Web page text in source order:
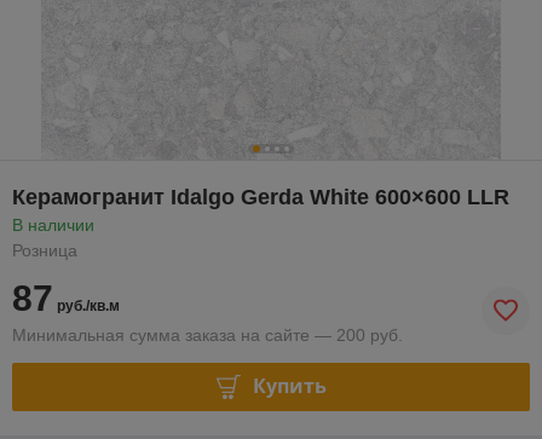
Керамогранит Idalgo Gerda White 600×600 LLR
В наличии
Розница
87 руб./кв.м
Минимальная сумма заказа на сайте — 200 руб.
Купить